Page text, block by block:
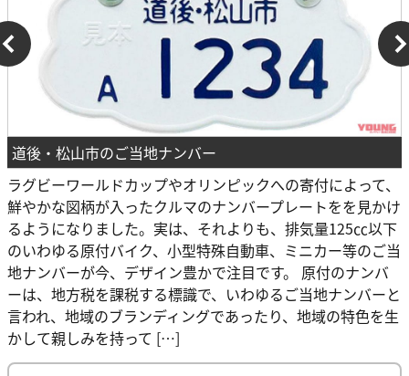
道後・松山市のご当地ナンバー
ラグビーワールドカップやオリンピックへの寄付によって、
鮮やかな図柄が入ったクルマのナンバープレートをを見かけ
るようになりました。実は、それよりも、排気量125㏄以下
のいわゆる原付バイク、小型特殊自動車、ミニカー等のご当
地ナンバーが今、デザイン豊かで注目です。 原付のナンバ
ーは、地方税を課税する標識で、いわゆるご当地ナンバーと
言われ、地域のブランディングであったり、地域の特色を生
かして親しみを持って […]